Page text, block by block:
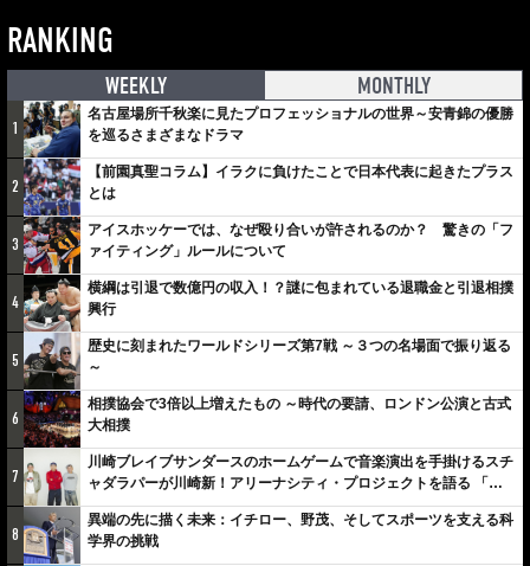
RANKING
WEEKLY MONTHLY
1
名古屋場所千秋楽に見たプロフェッショナルの世界～安青錦の優勝
を巡るさまざまなドラマ
2
【前園真聖コラム】イラクに負けたことで日本代表に起きたプラス
とは
3
アイスホッケーでは、なぜ殴り合いが許されるのか？ 驚きの「フ
ァイティング」ルールについて
4
横綱は引退で数億円の収入！？謎に包まれている退職金と引退相撲
興行
5
歴史に刻まれたワールドシリーズ第7戦 ～３つの名場面で振り返る
～
6
相撲協会で3倍以上増えたもの ～時代の要請、ロンドン公演と古式
大相撲
7
川崎ブレイブサンダースのホームゲームで音楽演出を手掛けるスチ
ャダラパーが川崎新！アリーナシティ・プロジェクトを語る 「楽
しみでしかないでしょ。川崎は、ずっと成長曲線だから」
8
異端の先に描く未来：イチロー、野茂、そしてスポーツを支える科
学界の挑戦